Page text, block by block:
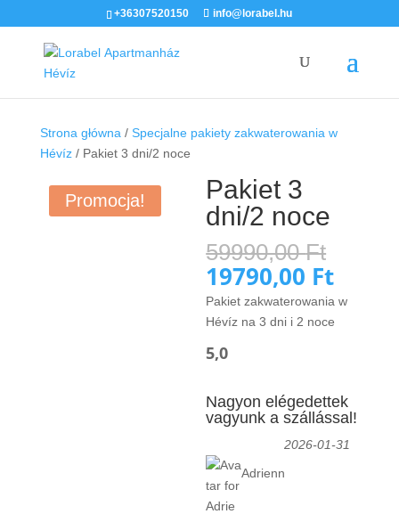
+36307520150 info@lorabel.hu
Strona główna / Specjalne pakiety zakwaterowania w
Hévíz/ Pakiet 3 dni/2 noce
Promocja!
Pakiet 3
dni/2 noce
59990,00Ft
19790,00 Ft
cena
Pakiet zakwaterowania w
Hévíz na 3 dni i 2 noce
5,0
Nagyon elégedettek
vagyunk a szállással!
2026-01-31
Adrienn